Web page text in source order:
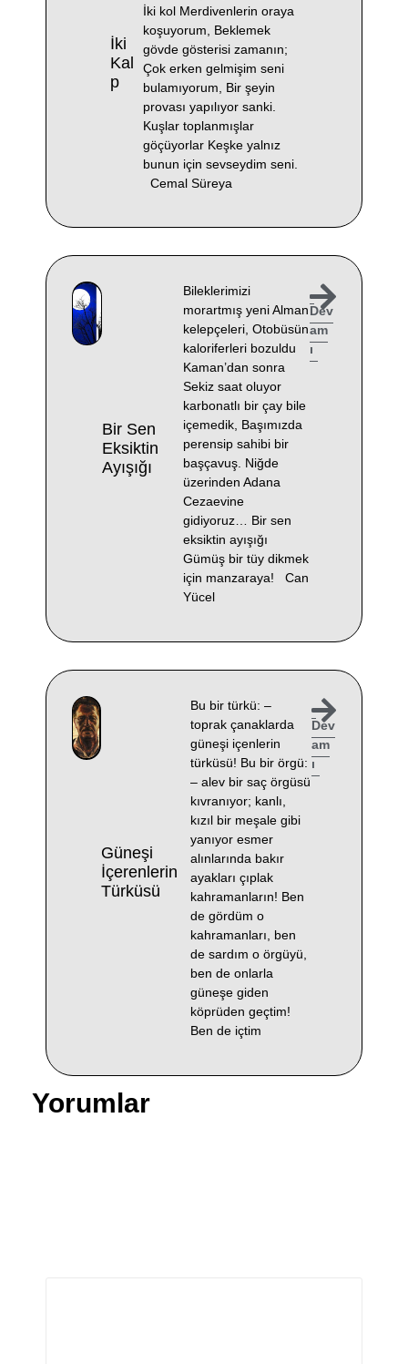
İki
Kal
P
İki kol Merdivenlerin oraya
koşuyorum, Beklemek
gövde gösterisi zamanın;
Çok erken gelmişim seni
bulamıyorum, Bir şeyin
provası yapılıyor sanki.
Kuşlar toplanmışlar
göçüyorlar Keşke yalnız
bunun için sevseydim seni.
Cemal Süreya
Bir Sen
Eksiktin
Ayışığı
Bileklerimizi
morartmış yeni Alman
kelepçeleri, Otobüsün
kaloriferleri bozuldu
Kaman’dan sonra
Sekiz saat oluyor
karbonatlı bir çay bile
içemedik, Başımızda
perensip sahibi bir
başçavuş. Niğde
üzerinden Adana
Cezaevine
gidiyoruz… Bir sen
eksiktin ayışığı
Gümüş bir tüy dikmek
için manzaraya! Can
Yücel
Dev
am
ı
Güneşi
İçerenlerin
Türküsü
Bu bir türkü: –
toprak çanaklarda
güneşi içenlerin
türküsü! Bu bir örgü:
– alev bir saç örgüsü
kıvranıyor; kanlı,
kızıl bir meşale gibi
yanıyor esmer
alınlarında bakır
ayakları çıplak
kahramanların! Ben
de gördüm o
kahramanları, ben
de sardım o örgüyü,
ben de onlarla
güneşe giden
köprüden geçtim!
Ben de içtim
Dev
am
ı
Yorumlar